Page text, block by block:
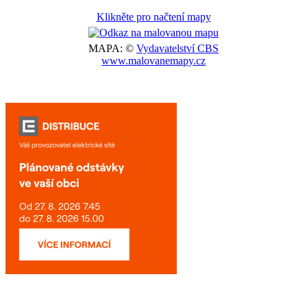
Klikněte pro načtení mapy
MAPA: © Vydavatelství CBS
www.malovanemapy.cz